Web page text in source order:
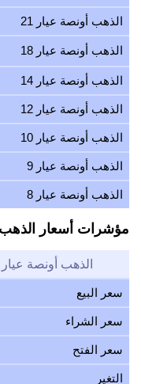
الذهب أونصة عيار 21
الذهب أونصة عيار 18
الذهب أونصة عيار 14
الذهب أونصة عيار 12
الذهب أونصة عيار 10
الذهب أونصة عيار 9
الذهب أونصة عيار 8
مؤشرات أسعار الذهب
الذهب أونصة عيار 24
سعر البيع
سعر الشراء
سعر الفتح
التغير